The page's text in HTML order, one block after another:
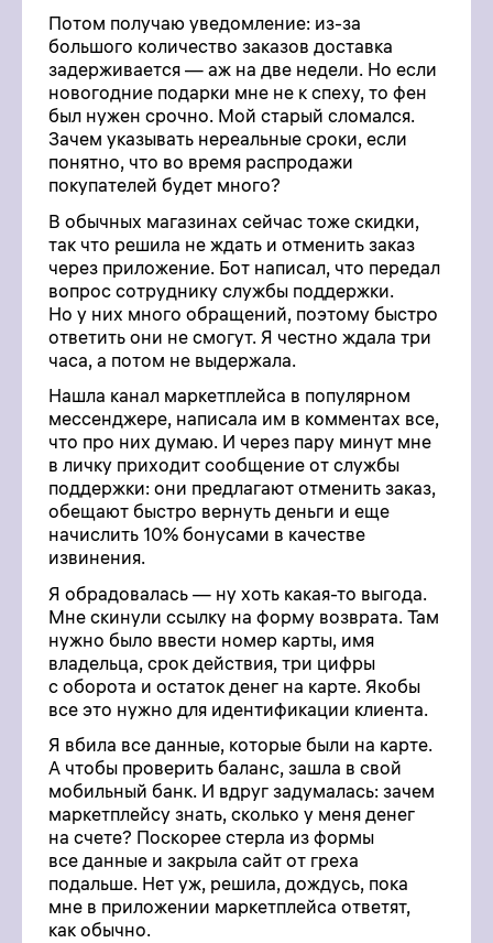
Потом получаю уведомление: из-за
большого количество заказов доставка
задерживается — аж на две недели. Но если
новогодние подарки мне не к спеху, то фен
был нужен срочно. Мой старый сломался.
Зачем указывать нереальные сроки, если
понятно, что во время распродажи
покупателей будет много?
В обычных магазинах сейчас тоже скидки,
так что решила не ждать и отменить заказ
через приложение. Бот написал, что передал
вопрос сотруднику службы поддержки.
Но у них много обращений, поэтому быстро
ответить они не смогут. Я честно ждала три
часа, а потом не выдержала.
Нашла канал маркетплейса в популярном
мессенджере, написала им в комментах все,
что про них думаю. И через пару минут мне
в личку приходит сообщение от службы
поддержки: они предлагают отменить заказ,
обещают быстро вернуть деньги и еще
начислить 10% бонусами в качестве
извинения.
Я обрадовалась — ну хоть какая-то выгода.
Мне скинули ссылку на форму возврата. Там
нужно было ввести номер карты, имя
владельца, срок действия, три цифры
с оборота и остаток денег на карте. Якобы
все это нужно для идентификации клиента.
Я вбила все данные, которые были на карте.
А чтобы проверить баланс, зашла в свой
мобильный банк. И вдруг задумалась: зачем
маркетплейсу знать, сколько у меня денег
на счете? Поскорее стерла из формы
все данные и закрыла сайт от греха
подальше. Нет уж, решила, дождусь, пока
мне в приложении маркетплейса ответят,
как обычно.